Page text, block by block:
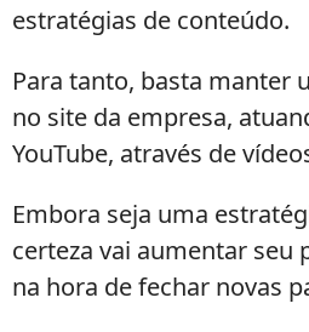
estratégias de conteúdo.
Para tanto, basta manter
no site da empresa,
YouTube, através de
Embora seja uma
certeza vai aumentar seu
na hora de fechar novas